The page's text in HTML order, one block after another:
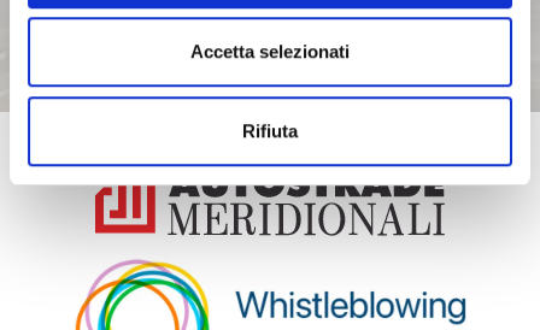
Accetta selezionati
Rifiuta
LINEE GUIDA DEL GRUPPO ASPI